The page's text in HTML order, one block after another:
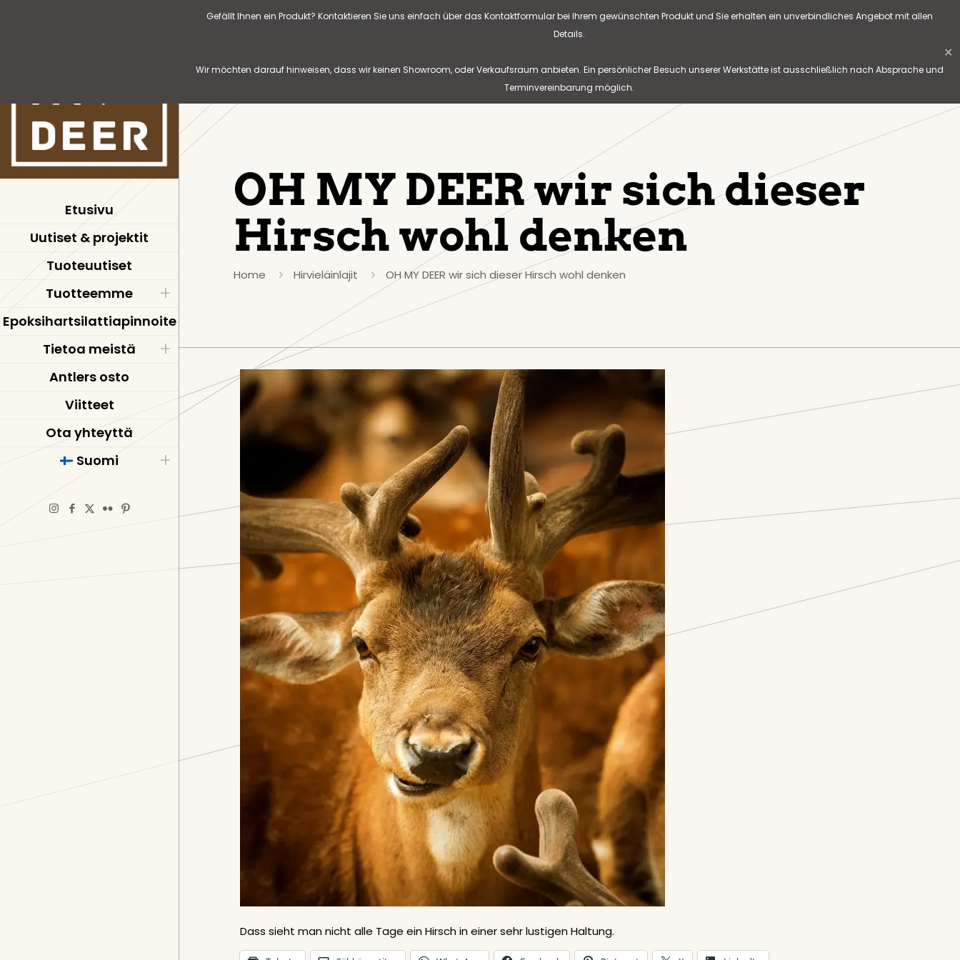
Gefällt Ihnen ein Produkt? Kontaktieren Sie uns einfach über das Kontaktformular bei Ihrem gewünschten Produkt und Sie erhalten ein unverbindliches Angebot mit allen
Details.
Wir möchten darauf hinweisen, dass wir keinen Showroom, oder Verkaufsraum anbieten. Ein persönlicher Besuch unserer Werkstätte ist ausschließlich nach Absprache und
Terminvereinbarung möglich.
✕
Etusivu
Uutiset & projektit
Tuoteuutiset
Tuotteemme
Epoksihartsilattiapinnoite
Tietoa meistä
Antlers osto
Viitteet
Ota yhteyttä
Suomi
OH MY DEER wir sich dieser
Hirsch wohl denken
Home Hirvieläinlajit OH MY DEER wir sich dieser Hirsch wohl denken
Dass sieht man nicht alle Tage ein Hirsch in einer sehr lustigen Haltung.